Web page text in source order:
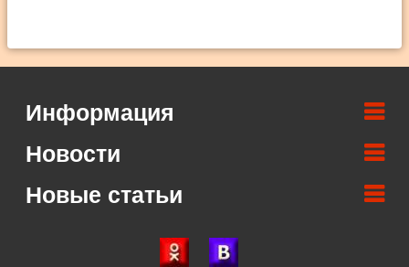
Информация
Новости
Новые статьи